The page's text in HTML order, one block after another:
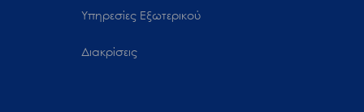
Υπηρεσίες Εξωτερικού
Διακρίσεις